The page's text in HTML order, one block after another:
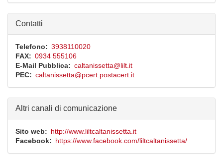
Contatti
Telefono
3938110020
FAX
0934 555106
E-Mail Pubblica
caltanissetta@lilt.it
PEC
caltanissetta@pcert.postacert.it
Altri canali di comunicazione
Sito web
http://www.liltcaltanissetta.it
Facebook
https://www.facebook.com/liltcaltanissetta/